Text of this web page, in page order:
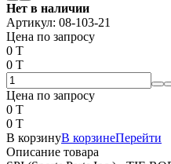
Нет в наличии
Артикул: 08-103-21
Цена по запросу
0 T
0 T
Цена по запросу
0 T
0 T
В корзинуВ корзинеПерейти
Описание товара